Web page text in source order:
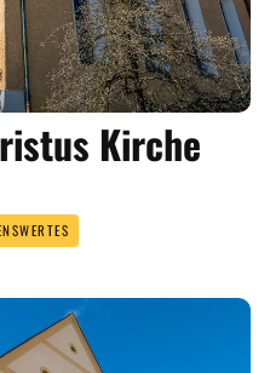
Kirche